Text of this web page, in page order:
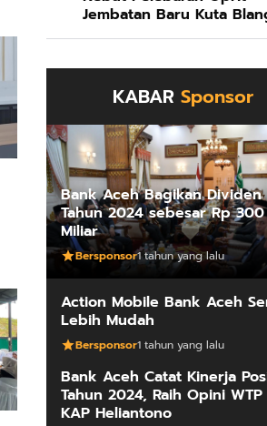
Jembatan Baru Kuta
KABAR Sponsor
Bank Aceh Bagikan Dividen
Tahun 2024 sebesar Rp 300
Miliar
Bersponsor1 tahun yang lalu
Action Mobile Bank Aceh
Lebih Mudah
Bersponsor1 tahun yang lalu
Bank Aceh Catat Kinerja
Tahun 2024, Raih Opini
KAP Heliantono